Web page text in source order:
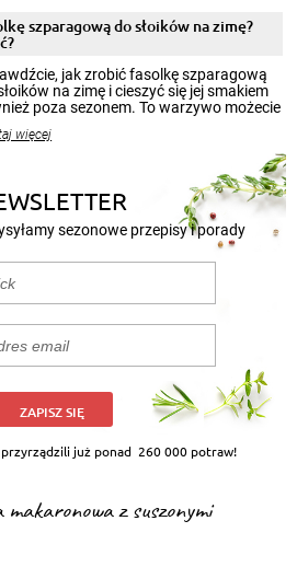
poczuć atmosferę cieplejszych
Przygotowanie słoików ze
które pozwolą zachować świeżość
szparagową do słoików na zimę?
jak zrobić fasolkę szparagową
na zimę i cieszyć się jej smakiem
poza sezonem. To warzywo możecie
propozycje!
więcej
sezonowe przepisy i porady
ZAPISZ SIĘ
już ponad 260 000 potraw!
makaronowa z suszonymi